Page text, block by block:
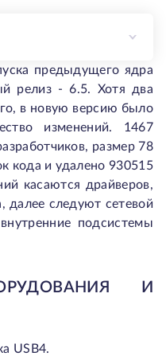
предыдущего ядра
релиз - 6.5. Хотя два
в новую версию было
изменений. 1467
размер 78
кода и удалено 930515
касаются драйверов,
далее следуют сетевой
подсистемы
И
USB4.